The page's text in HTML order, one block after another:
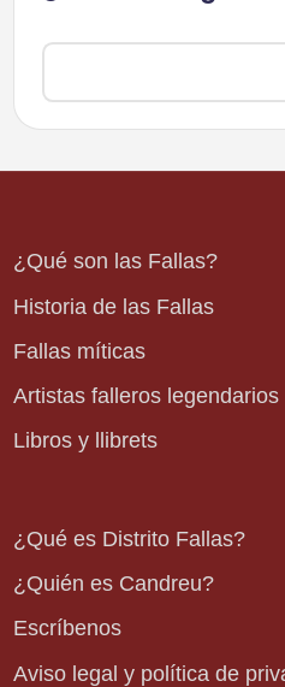
¿Qué son las Fallas?
Historia de las Fallas
Fallas míticas
Artistas falleros legendarios
Libros y llibrets
¿Qué es Distrito Fallas?
¿Quién es Candreu?
Escríbenos
Aviso legal y política de